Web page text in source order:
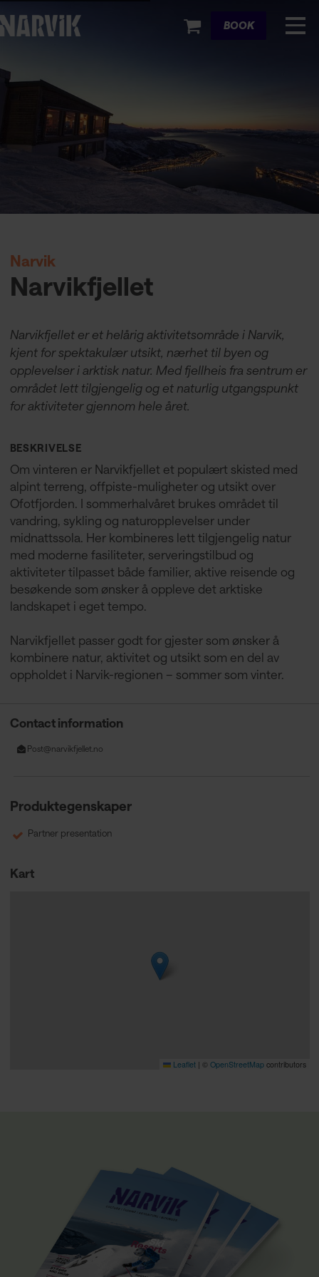
Cart
BOOK
Narvik
Narvikfjellet
Narvikfjellet er et helårig aktivitetsområde i Narvik,
kjent for spektakulær utsikt, nærhet til byen og
opplevelser i arktisk natur. Med fjellheis fra sentrum er
området lett tilgjengelig og et naturlig utgangspunkt
for aktiviteter gjennom hele året.
BESKRIVELSE
Om vinteren er Narvikfjellet et populært skisted med
alpint terreng, offpiste-muligheter og utsikt over
Ofotfjorden. I sommerhalvåret brukes området til
vandring, sykling og naturopplevelser under
midnattssola. Her kombineres lett tilgjengelig natur
med moderne fasiliteter, serveringstilbud og
aktiviteter tilpasset både familier, aktive reisende og
besøkende som ønsker å oppleve det arktiske
landskapet i eget tempo.
Narvikfjellet passer godt for gjester som ønsker å
kombinere natur, aktivitet og utsikt som en del av
oppholdet i Narvik-regionen – sommer som vinter.
Contact information
Post@narvikfjellet.no
Produktegenskaper
Partner presentation
Kart
Leaflet | © OpenStreetMapcontributors